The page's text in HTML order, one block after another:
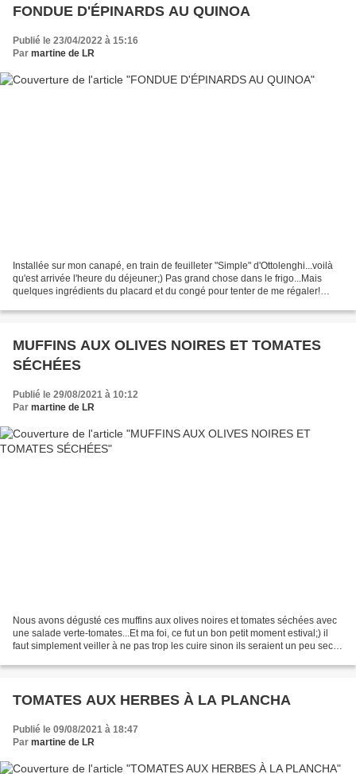
FONDUE D'ÉPINARDS AU QUINOA
Publié le 23/04/2022 à 15:16
Par martine de LR
Installée sur mon canapé, en train de feuilleter "Simple" d'Ottolenghi...voilà
qu'est arrivée l'heure du déjeuner;) Pas grand chose dans le frigo...Mais
quelques ingrédients du placard et du congé pour tenter de me régaler!
MUFFINS AUX OLIVES NOIRES ET TOMATES
SÉCHÉES
Publié le 29/08/2021 à 10:12
Par martine de LR
Nous avons dégusté ces muffins aux olives noires et tomates séchées avec
une salade verte-tomates...Et ma foi, ce fut un bon petit moment estival;) il
faut simplement veiller à ne pas trop les cuire sinon ils seraient un peu secs.
TOMATES AUX HERBES À LA PLANCHA
Publié le 09/08/2021 à 18:47
Par martine de LR